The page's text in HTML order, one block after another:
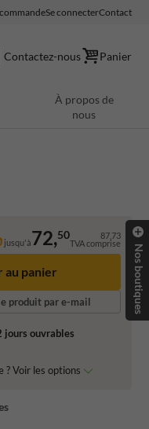
Se connecterContact
Contactez-nous Panier
À propos de
nous
jusqu'à72,50 87,73
TVA comprise
au panier
produit par e-mail
jours ouvrables
? Voir les options
Nos boutiques